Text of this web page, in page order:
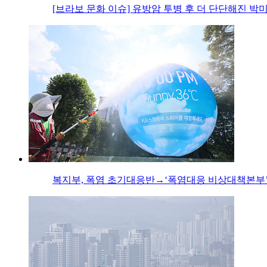
[브라보 문화 이슈] 유방암 투병 후 더 단단해진 박
복지부, 폭염 초기대응반→‘폭염대응 비상대책본부